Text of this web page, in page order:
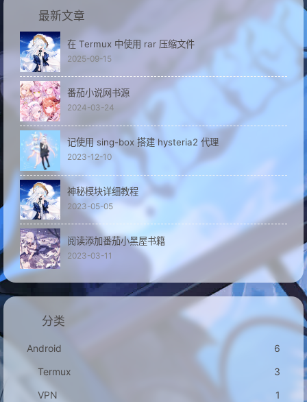
最新文章
在 Termux 中使用 rar 压缩文件
2025-09-15
番茄小说网书源
2024-03-24
记使用 sing-box 搭建 hysteria2 代理
2023-12-10
神秘模块详细教程
2023-05-05
阅读添加番茄小黑屋书籍
2023-03-11
分类
Android
6
Termux
3
VPN
1